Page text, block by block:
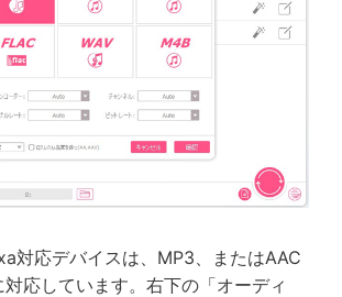
対応デバイスは、MP3、またはAAC
応しています。右下の「オーディ